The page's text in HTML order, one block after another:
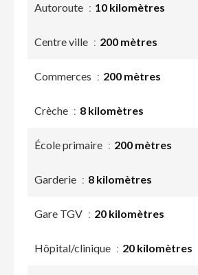
Autoroute 10 kilomètres
Centre ville 200 mètres
Commerces 200 mètres
Crèche 8 kilomètres
École primaire 200 mètres
Garderie 8 kilomètres
Gare TGV 20 kilomètres
Hôpital/clinique 20 kilomètres